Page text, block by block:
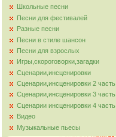
Школьные песни
Песни для фестивалей
Разные песни
Песни в стиле шансон
Песни для взрослых
Игры,скороговорки,загадки
Сценарии,инсценировки
Сценарии,инсценировки 2 часть
Сценарии,инсценировки 3 часть
Сценарии инсценировки 4 часть
Видео
Музыкальные пьесы